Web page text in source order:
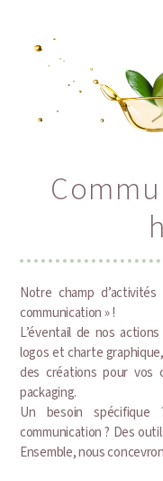
Notre champ
communication » !
L’éventail de nos
logos et charte
des créations pour vos
packaging.
Un besoin
communication ? Des
Ensemble, nous